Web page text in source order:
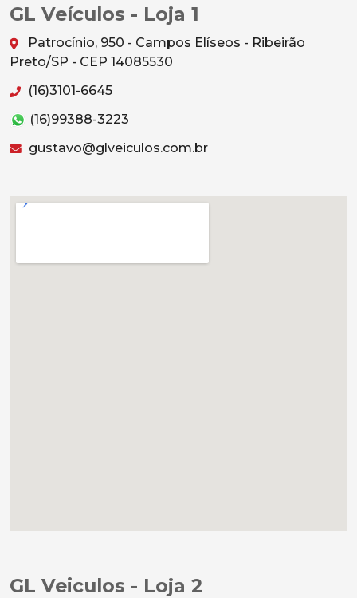
GL Veículos - Loja 1
Patrocínio, 950 - Campos Elíseos - Ribeirão
Preto/SP - CEP 14085530
(16)3101-6645
(16)99388-3223
gustavo@glveiculos.com.br
GL Veiculos - Loja 2